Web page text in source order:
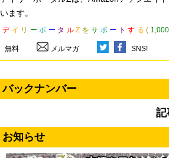
います。
デ イ リ ー ポ ー タ ル Z を サ ポ ー ト す る (
無料 メルマガ SNS!
バックナンバー
記
お知らせ